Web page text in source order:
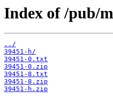
Index of /pub/
../
39451-h/
39451-0.txt
39451-0.zip
39451-8.txt
39451-8.zip
39451-h.zip